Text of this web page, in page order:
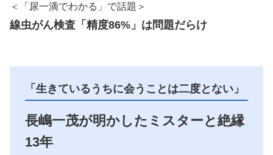
＜「尿一滴でわかる」で話題＞
線虫がん検査「精度86%」は問題だらけ
「生きているうちに会うことは二度とない」
長嶋一茂が明かした ミスターと絶縁
13年